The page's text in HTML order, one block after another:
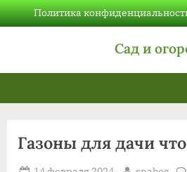
Skip
to
Политика
Сад и
Газоны для дачи